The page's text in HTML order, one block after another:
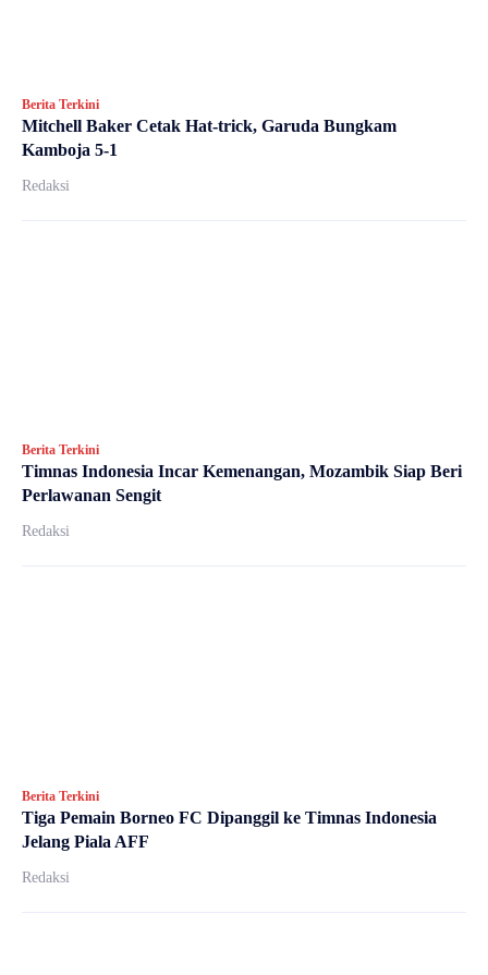
Berita Terkini
Mitchell Baker Cetak Hat-trick, Garuda Bungkam
Kamboja 5-1
Redaksi
Berita Terkini
Timnas Indonesia Incar Kemenangan, Mozambik Siap Beri
Perlawanan Sengit
Redaksi
Berita Terkini
Tiga Pemain Borneo FC Dipanggil ke Timnas Indonesia
Jelang Piala AFF
Redaksi